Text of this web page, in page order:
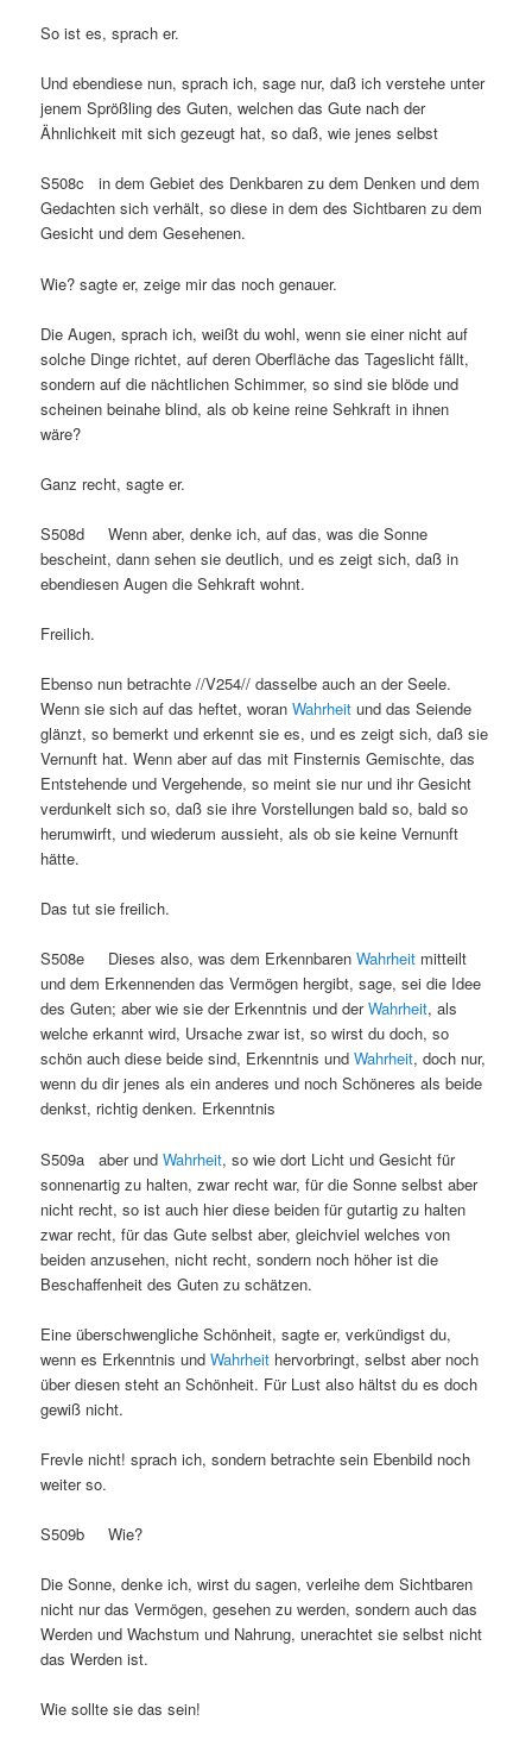
So ist es, sprach er.
Und ebendiese nun, sprach ich, sage nur, daß ich verstehe unter
jenem Sprößling des Guten, welchen das Gute nach der
Ähnlichkeit mit sich gezeugt hat, so daß, wie jenes selbst
S508c in dem Gebiet des Denkbaren zu dem Denken und dem
Gedachten sich verhält, so diese in dem des Sichtbaren zu dem
Gesicht und dem Gesehenen.
Wie? sagte er, zeige mir das noch genauer.
Die Augen, sprach ich, weißt du wohl, wenn sie einer nicht auf
solche Dinge richtet, auf deren Oberfläche das Tageslicht fällt,
sondern auf die nächtlichen Schimmer, so sind sie blöde und
scheinen beinahe blind, als ob keine reine Sehkraft in ihnen
wäre?
Ganz recht, sagte er.
S508d Wenn aber, denke ich, auf das, was die Sonne
bescheint, dann sehen sie deutlich, und es zeigt sich, daß in
ebendiesen Augen die Sehkraft wohnt.
Freilich.
Ebenso nun betrachte //V254// dasselbe auch an der Seele.
Wenn sie sich auf das heftet, woranWahrheit und das Seiende
glänzt, so bemerkt und erkennt sie es, und es zeigt sich, daß sie
Vernunft hat. Wenn aber auf das mit Finsternis Gemischte, das
Entstehende und Vergehende, so meint sie nur und ihr Gesicht
verdunkelt sich so, daß sie ihre Vorstellungen bald so, bald so
herumwirft, und wiederum aussieht, als ob sie keine Vernunft
hätte.
Das tut sie freilich.
S508e Dieses also, was dem ErkennbarenWahrheit mitteilt
und dem Erkennenden das Vermögen hergibt, sage, sei die Idee
des Guten; aber wie sie der Erkenntnis und derWahrheit, als
welche erkannt wird, Ursache zwar ist, so wirst du doch, so
schön auch diese beide sind, Erkenntnis undWahrheit, doch nur,
wenn du dir jenes als ein anderes und noch Schöneres als beide
denkst, richtig denken. Erkenntnis
S509a aber undWahrheit, so wie dort Licht und Gesicht für
sonnenartig zu halten, zwar recht war, für die Sonne selbst aber
nicht recht, so ist auch hier diese beiden für gutartig zu halten
zwar recht, für das Gute selbst aber, gleichviel welches von
beiden anzusehen, nicht recht, sondern noch höher ist die
Beschaffenheit des Guten zu schätzen.
Eine überschwengliche Schönheit, sagte er, verkündigst du,
wenn es Erkenntnis undWahrheit hervorbringt, selbst aber noch
über diesen steht an Schönheit. Für Lust also hältst du es doch
gewiß nicht.
Frevle nicht! sprach ich, sondern betrachte sein Ebenbild noch
weiter so.
S509b Wie?
Die Sonne, denke ich, wirst du sagen, verleihe dem Sichtbaren
nicht nur das Vermögen, gesehen zu werden, sondern auch das
Werden und Wachstum und Nahrung, unerachtet sie selbst nicht
das Werden ist.
Wie sollte sie das sein!